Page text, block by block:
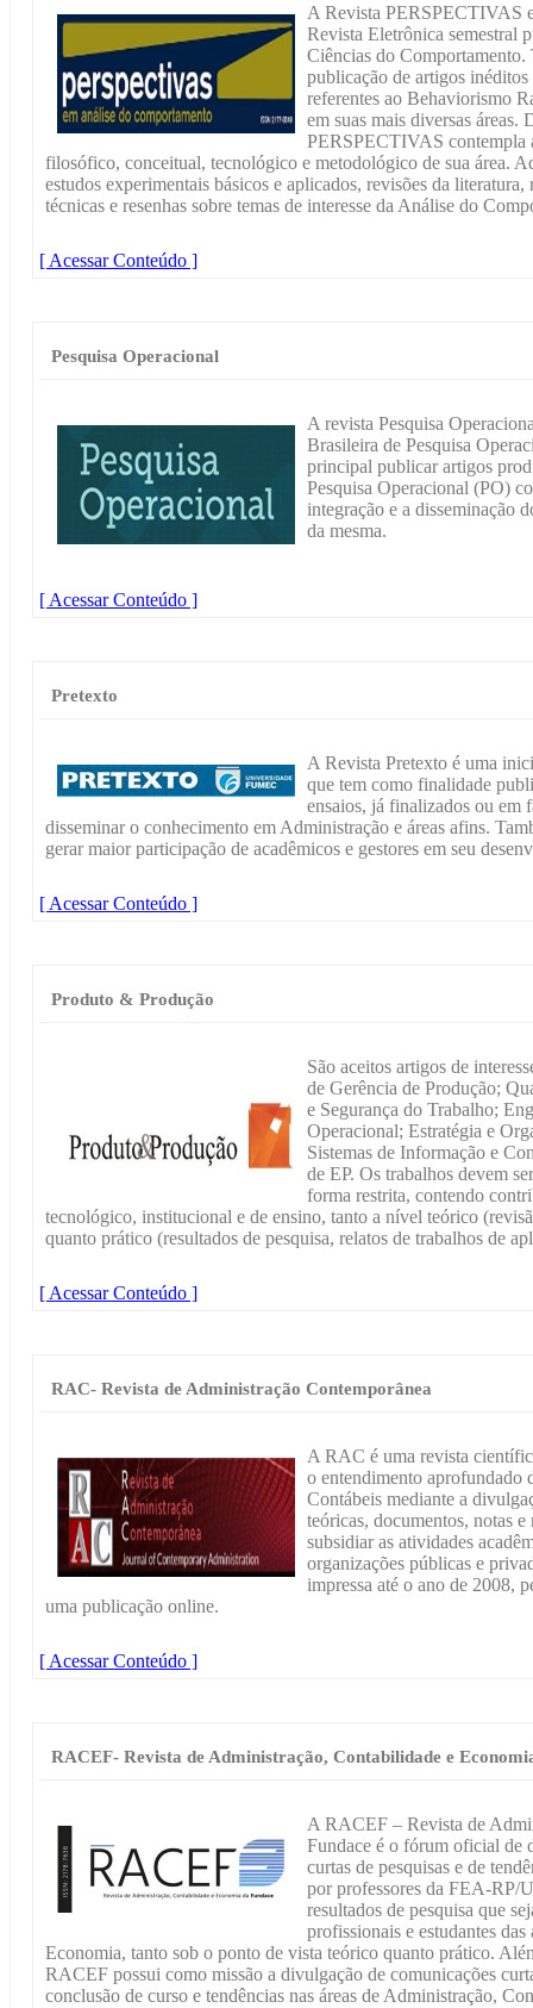
A Revista PERSPECTIVAS
Revista Eletrônica semestral
Ciências do
publicação de artigos inéditos
referentes ao Behaviorismo
em suas mais diversas áreas.
PERSPECTIVAS contempla
filosófico, conceitual, tecnológico e metodológico de sua área.
estudos experimentais básicos e aplicados, revisões da
técnicas e resenhas sobre temas de interesse da Análise do
[ Acessar Conteúdo ]
Pesquisa Operacional
A revista Pesquisa
Brasileira de Pesquisa
principal publicar artigos
Pesquisa Operacional (PO)
integração e a disseminação
da mesma.
[ Acessar Conteúdo ]
Pretexto
A Revista Pretexto é uma
que tem como finalidade
ensaios, já finalizados ou em
disseminar o conhecimento em Administração e áreas afins.
gerar maior participação de acadêmicos e gestores em seu
[ Acessar Conteúdo ]
Produto & Produção
São aceitos artigos de
de Gerência de Produção;
e Segurança do Trabalho;
Operacional; Estratégia e
Sistemas de Informação e
de EP. Os trabalhos devem
forma restrita, contendo
tecnológico, institucional e de ensino, tanto a nível teórico
quanto prático (resultados de pesquisa, relatos de trabalhos de
[ Acessar Conteúdo ]
RAC- Revista de Administração Contemporânea
A RAC é uma revista
o entendimento aprofundado
Contábeis mediante a
teóricas, documentos, notas
subsidiar as atividades
organizações públicas e
impressa até o ano de 2008,
uma publicação online.
[ Acessar Conteúdo ]
RACEF- Revista de Administração, Contabilidade e
A RACEF – Revista de
Fundace é o fórum oficial de
curtas de pesquisas e de
por professores da FEA-RP/
resultados de pesquisa que
profissionais e estudantes
Economia, tanto sob o ponto de vista teórico quanto prático.
RACEF possui como missão a divulgação de comunicações
conclusão de curso e tendências nas áreas de Administração,